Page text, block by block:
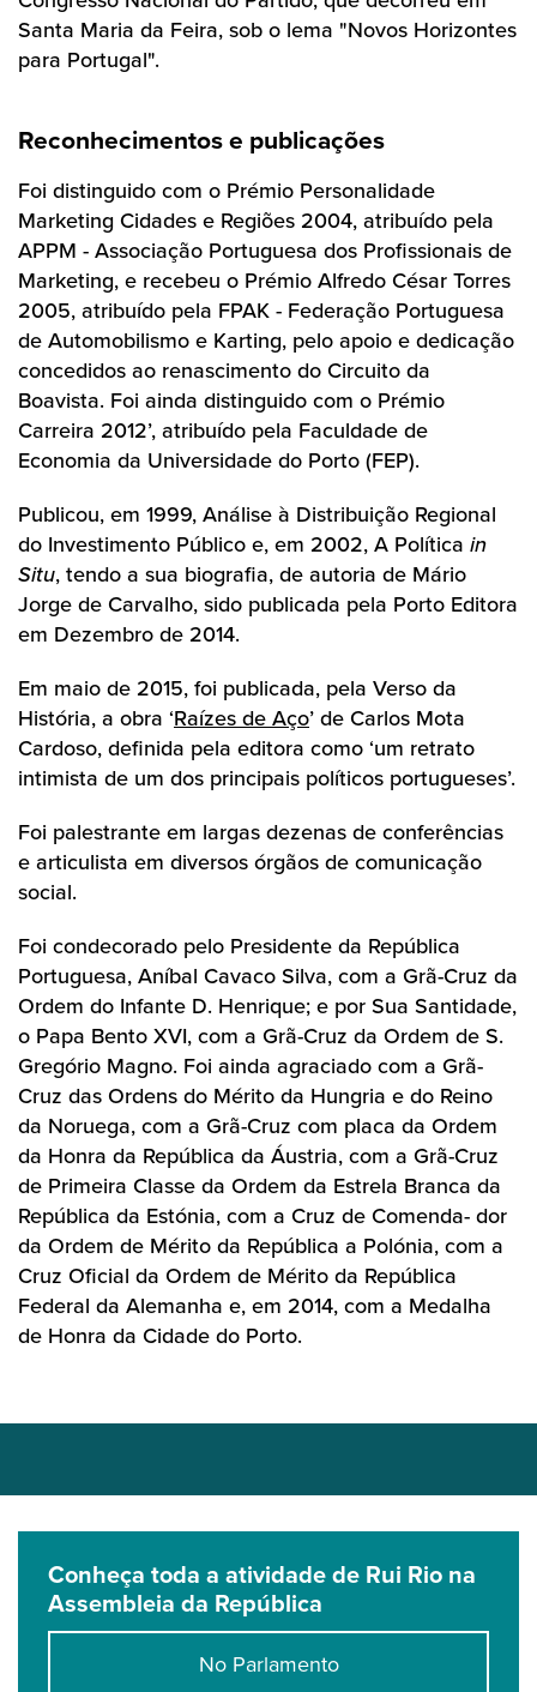
Santa Maria da Feira, sob o lema "Novos Horizontes
para Portugal".
Reconhecimentos e publicações
Foi distinguido com o Prémio Personalidade
Marketing Cidades e Regiões 2004, atribuído pela
APPM - Associação Portuguesa dos Profissionais de
Marketing, e recebeu o Prémio Alfredo César Torres
2005, atribuído pela FPAK - Federação Portuguesa
de Automobilismo e Karting, pelo apoio e dedicação
concedidos ao renascimento do Circuito da
Boavista. Foi ainda distinguido com o Prémio
Carreira 2012’, atribuído pela Faculdade de
Economia da Universidade do Porto (FEP).
Publicou, em 1999, Análise à Distribuição Regional
do Investimento Público e, em 2002, A Política in
Situ, tendo a sua biografia, de autoria de Mário
Jorge de Carvalho, sido publicada pela Porto Editora
em Dezembro de 2014.
Em maio de 2015, foi publicada, pela Verso da
História, a obra ‘Raízes de Aço’ de Carlos Mota
Cardoso, definida pela editora como ‘um retrato
intimista de um dos principais políticos portugueses’.
Foi palestrante em largas dezenas de conferências
e articulista em diversos órgãos de comunicação
social.
Foi condecorado pelo Presidente da República
Portuguesa, Aníbal Cavaco Silva, com a Grã-Cruz da
Ordem do Infante D. Henrique; e por Sua Santidade,
o Papa Bento XVI, com a Grã-Cruz da Ordem de S.
Gregório Magno. Foi ainda agraciado com a Grã-
Cruz das Ordens do Mérito da Hungria e do Reino
da Noruega, com a Grã-Cruz com placa da Ordem
da Honra da República da Áustria, com a Grã-Cruz
de Primeira Classe da Ordem da Estrela Branca da
República da Estónia, com a Cruz de Comenda- dor
da Ordem de Mérito da República a Polónia, com a
Cruz Oficial da Ordem de Mérito da República
Federal da Alemanha e, em 2014, com a Medalha
de Honra da Cidade do Porto.
Conheça toda a atividade de Rui Rio na
Assembleia da República
No Parlamento